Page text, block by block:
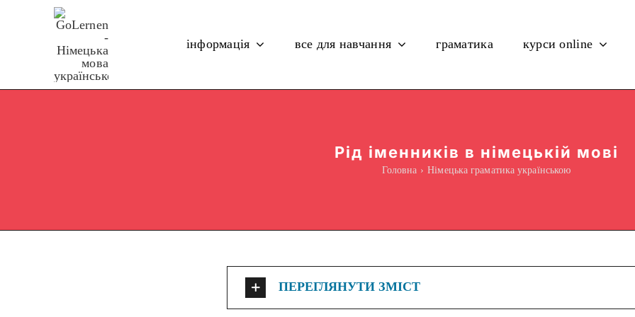
інформація все для навчання граматика курси online
Рід іменників в німецькій мові
Головна Німецька граматика українською
ПЕРЕГЛЯНУТИ ЗМІСТ